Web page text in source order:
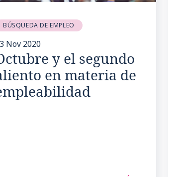
BÚSQUEDA DE EMPLEO
Nov 2020
y el segundo
en materia de